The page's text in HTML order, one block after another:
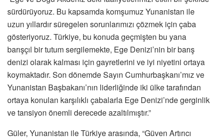
sürdürüyoruz. Bu kapsamda komşumuz Yunanistan ile
uzun yıllardır süregelen sorunlarımızı çözmek için çaba
gösteriyoruz. Türkiye, bu konuda geçmişten bu yana
barışçıl bir tutum sergilemekte, Ege Denizi’nin bir barış
denizi olarak kalması için gayretlerini ve iyi niyetini ortaya
koymaktadır. Son dönemde Sayın Cumhurbaşkanı’mız ve
Yunanistan Başbakanı’nın liderliğinde iki ülke tarafından
ortaya konulan karşılıklı çabalarla Ege Denizi’nde gerginlik
ve tansiyon önemli derecede azaltılmıştır.”
Güler, Yunanistan ile Türkiye arasında, “Güven Artırıcı